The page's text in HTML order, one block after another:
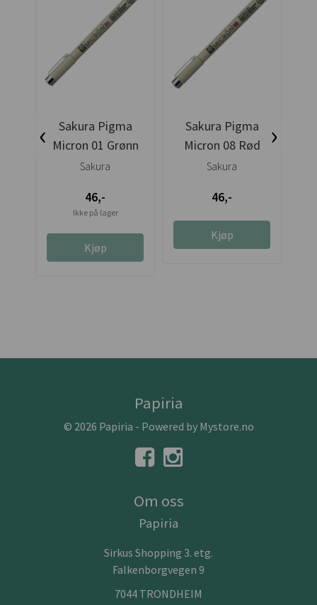
Sakura Pigma
Micron 01 Grønn
Sakura
46,-
Ikke på lager
Kjøp
Sakura Pigma
Micron 08 Rød
Sakura
46,-
Kjøp
‹ ›
Papiria
© 2026 Papiria - Powered by Mystore.no
Om oss
Papiria
Sirkus Shopping 3. etg.
Falkenborgvegen 9
7044 TRONDHEIM